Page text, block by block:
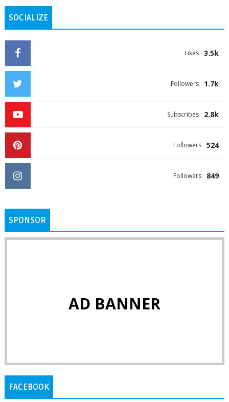
SOCIALIZE
3.5k
Likes
1.7k
Followers
2.8k
Subscribes
524
Followers
849
Followers
SPONSOR
AD BANNER
FACEBOOK